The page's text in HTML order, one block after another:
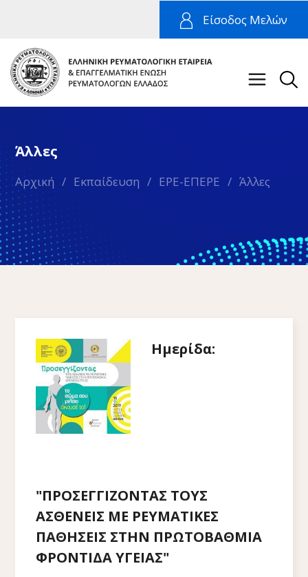
Είσοδος Μελών
Άλλες
Αρχική / Εκπαίδευση / ΕΡΕ-ΕΠΕΡΕ / Άλλες
Ημερίδα:
"ΠΡΟΣΕΓΓΙΖΟΝΤΑΣ ΤΟΥΣ
ΑΣΘΕΝΕΙΣ ΜΕ ΡΕΥΜΑΤΙΚΕΣ
ΠΑΘΗΣΕΙΣ ΣΤΗΝ ΠΡΩΤΟΒΑΘΜΙΑ
ΦΡΟΝΤΙΔΑ ΥΓΕΙΑΣ"